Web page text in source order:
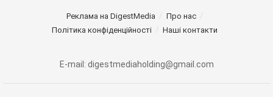
Реклама на DigestMedia
Про нас
Політика конфіденційності
Наші контакти
E-mail: digestmediaholding@gmail.com